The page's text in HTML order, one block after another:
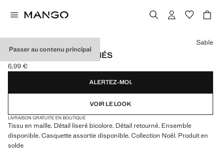
Passer au contenu principal
GANTS MAILLE COMBINÉS
Prix actuel [6,99 € ]
6,99 €
Choisissez une couleur
Sable
ALERTEZ-MOI.
VOIR LE LOOK
LIVRAISON GRATUITE EN BOUTIQUE
Tissu en maille. Détail liseré bicolore. Détail retourné. Ensemble
disponible. Casquette assortie disponible. Collection Noël. Produit en
solde